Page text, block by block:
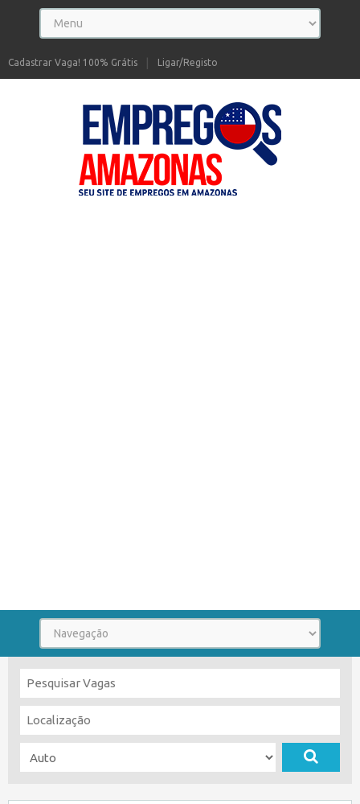
Ligar/Registo
Cadastrar Vaga! 100% Grátis